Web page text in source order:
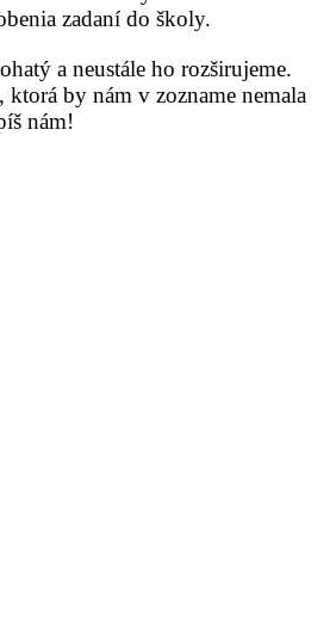
zadaní do školy.
a neustále ho rozširujeme.
by nám v zozname nemala
nám!